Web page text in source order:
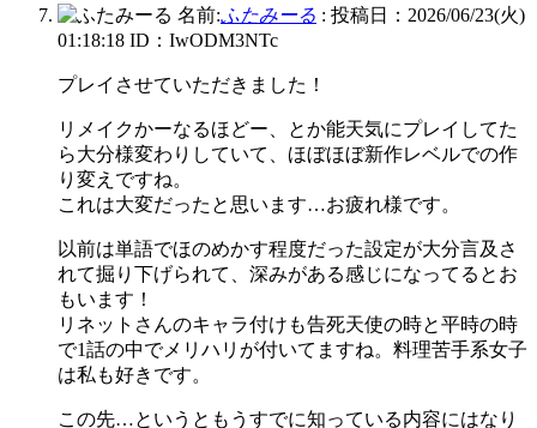
名前:ふたみーる : 投稿日：2026/06/23(火)
01:18:18 ID：IwODM3NTc
プレイさせていただきました！
リメイクかーなるほどー、とか能天気にプレイしてた
ら大分様変わりしていて、ほぼほぼ新作レベルでの作
り変えですね。
これは大変だったと思います…お疲れ様です。
以前は単語でほのめかす程度だった設定が大分言及さ
れて掘り下げられて、深みがある感じになってるとお
もいます！
リネットさんのキャラ付けも告死天使の時と平時の時
で1話の中でメリハリが付いてますね。料理苦手系女子
は私も好きです。
この先…というともうすでに知っている内容にはなり